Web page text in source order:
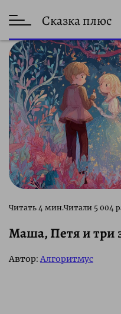
Сказка плюс
5 004
Маша, Петя и три
Автор: Алгоритмус